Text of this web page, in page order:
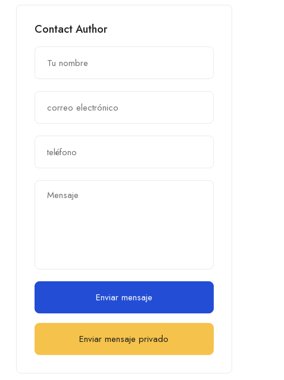
Contact Author
Enviar mensaje
Enviar mensaje privado